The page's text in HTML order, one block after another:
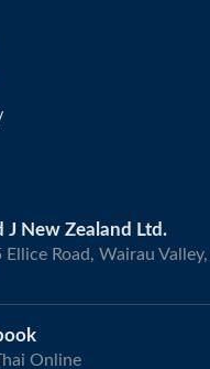
J New Zealand Ltd.
Road, Wairau
Online